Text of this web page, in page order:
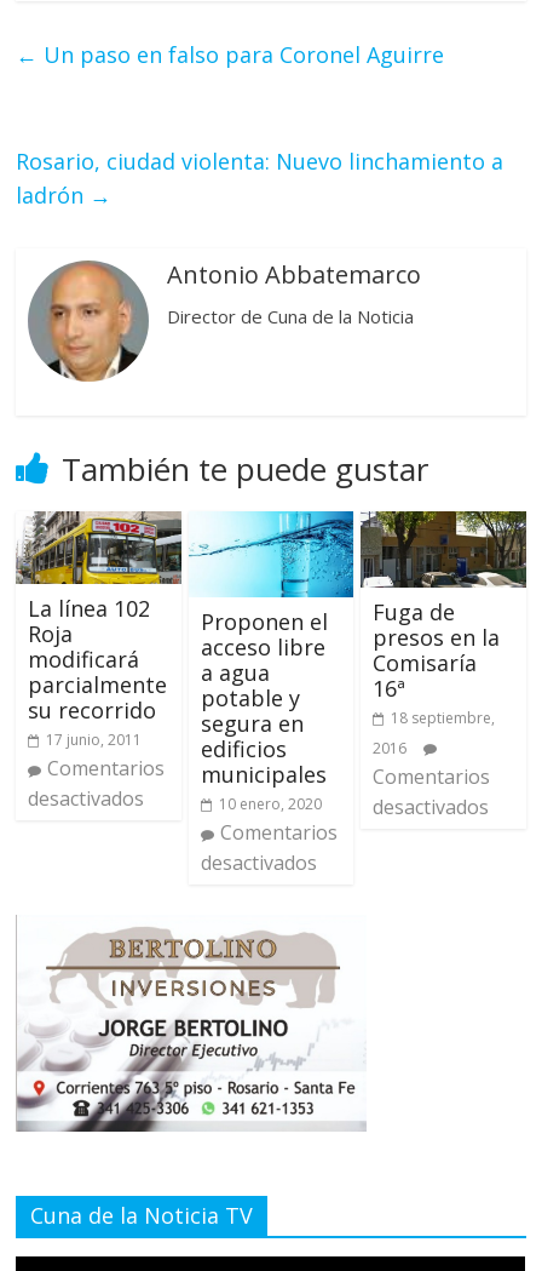
← Un paso en falso para Coronel Aguirre
Rosario, ciudad violenta: Nuevo linchamiento a
ladrón →
Antonio Abbatemarco
Director de Cuna de la Noticia
También te puede gustar
La línea 102
Roja
modificará
parcialmente
su recorrido
17 junio, 2011
Comentarios
desactivados
Proponen el
acceso libre
a agua
potable y
segura en
edificios
municipales
10 enero, 2020
Comentarios
desactivados
Fuga de
presos en la
Comisaría
16ª
18 septiembre,
2016
Comentarios
desactivados
Cuna de la Noticia TV